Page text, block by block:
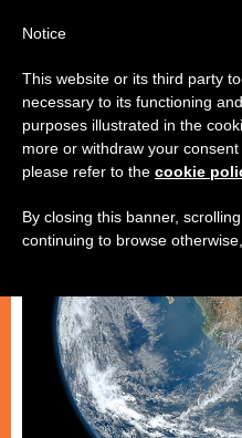
CHIESE LOCALI
Notice
This website or its third party
necessary to its functioning
purposes illustrated in the
more or withdraw your
please refer to the cookie
By closing this banner,
continuing to browse